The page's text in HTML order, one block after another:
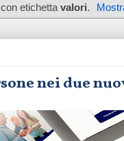
etichetta valori.
nei due